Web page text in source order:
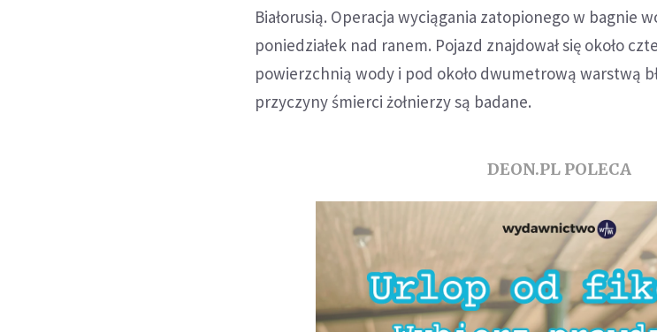
Białorusią. Operacja wyciągania zatopionego w bagnie
poniedziałek nad ranem. Pojazd znajdował się około
powierzchnią wody i pod około dwumetrową warstwą
przyczyny śmierci żołnierzy są badane.
DEON.PL POLECA